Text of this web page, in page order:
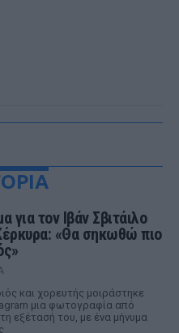
για τον Ιβάν Σβιτάιλο
«Θα σηκωθώ πιο
και χορευτής μοιράστηκε
μια φωτογραφία από
εξέτασή του, με ένα μήνυμα